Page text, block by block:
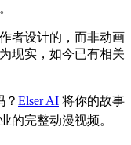
者设计的，而非动画
现实，如今已有相关
？ Elser AI 将你的故事
的完整动漫视频。